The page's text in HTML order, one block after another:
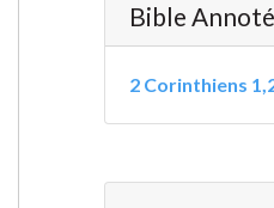
Bible
2 Corinthiens